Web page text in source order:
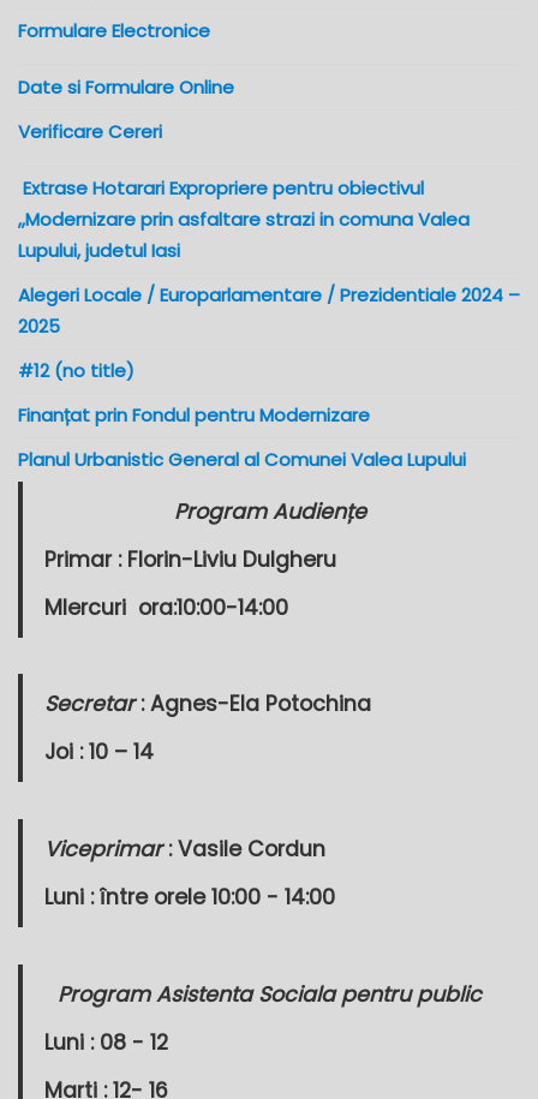
Formulare Electronice
Date si Formulare Online
Verificare Cereri
Extrase Hotarari Expropriere pentru obiectivul
,,Modernizare prin asfaltare strazi in comuna Valea
Lupului, judetul Iasi
Alegeri Locale / Europarlamentare / Prezidentiale 2024 –
2025
#12 (no title)
Finanțat prin Fondul pentru Modernizare
Planul Urbanistic General al Comunei Valea Lupului
Program Audiențe
Primar :Florin-Liviu Dulgheru
MIercuri ora:10:00-14:00
Secretar: Agnes-Ela Potochina
Joi : 10 – 14
Viceprimar: Vasile Cordun
Luni : între orele 10:00 - 14:00
Program Asistenta Sociala pentru public
Luni : 08 - 12
Marti : 12- 16